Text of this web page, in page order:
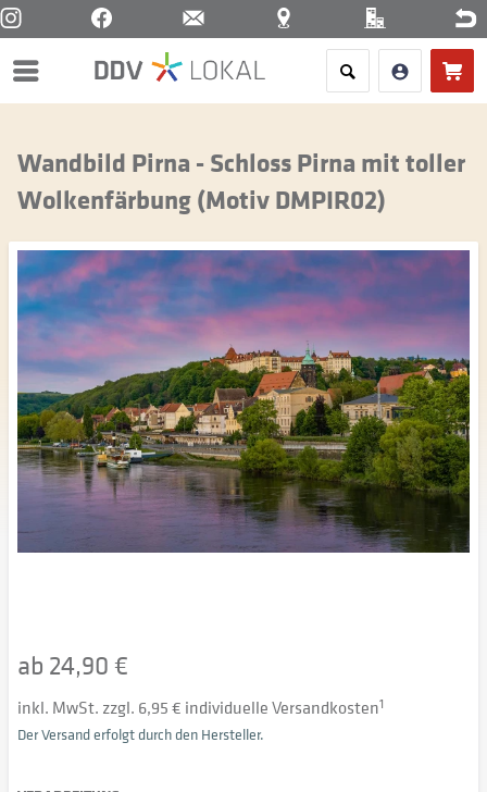
Menü
Wandbild Pirna - Schloss Pirna mit toller
Wolkenfärbung (Motiv DMPIR02)
ab 24,90 €
inkl. MwSt. zzgl. 6,95 € individuelle Versandkosten1
Der Versand erfolgt durch den Hersteller.